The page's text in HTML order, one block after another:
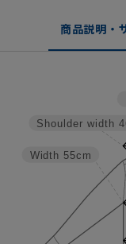
商品説明・
Width 55cm
Shoulder width